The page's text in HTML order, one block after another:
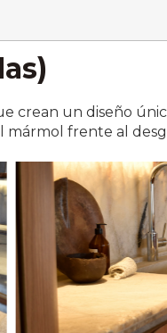
crean un diseño
frente al